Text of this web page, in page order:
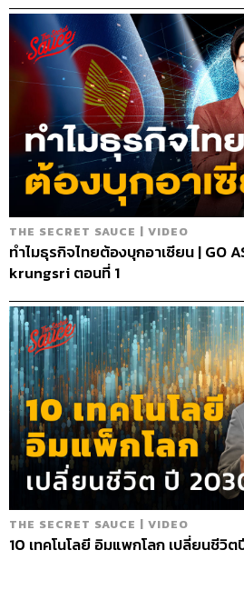
THE SECRET SAUCE | VIDEO
ทำไมธุรกิจไทยต้องบุกอาเซียน | GO
krungsri ตอนที่ 1
THE SECRET SAUCE | VIDEO
10 เทคโนโลยี อิมแพกโลก เปลี่ยนชีวิ